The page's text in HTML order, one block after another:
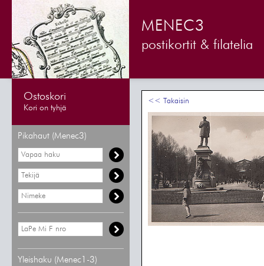
MENEC3
postikortit & filatelia
Ostoskori
Kori on tyhjä
Pikahaut (Menec3)
Yleishaku (Menec1-3)
<< Takaisin